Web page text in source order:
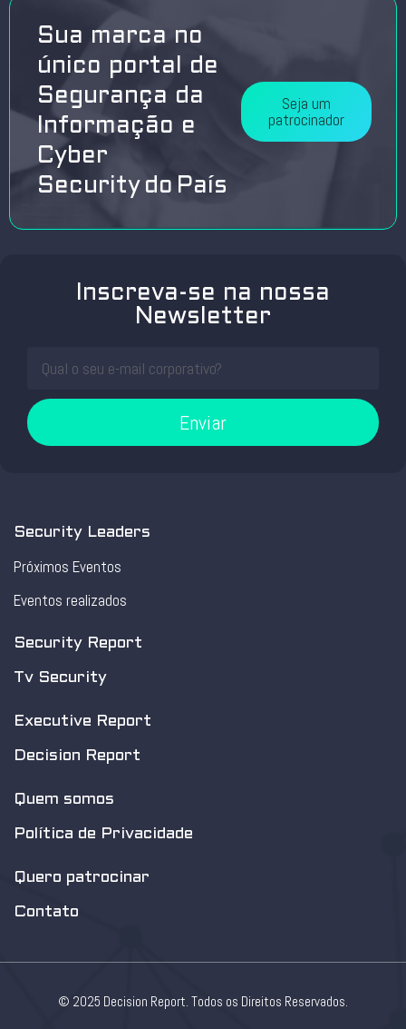
Sua marca no
único portal de
Segurança da
Informação e
Cyber
Security do País
Seja um
patrocinador
Inscreva-se na nossa
Newsletter
Enviar
Security Leaders
Próximos Eventos
Eventos realizados
Security Report
Tv Security
Executive Report
Decision Report
Quem somos
Política de Privacidade
Quero patrocinar
Contato
© 2025 Decision Report. Todos os Direitos Reservados.